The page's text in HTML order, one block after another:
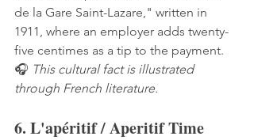
de la Gare Saint-Lazare," written in
1911, where an employer adds twenty-
five centimes as a tip to the payment.
🎧 This cultural fact is illustrated
through French literature.
6. L'apéritif / Aperitif Time